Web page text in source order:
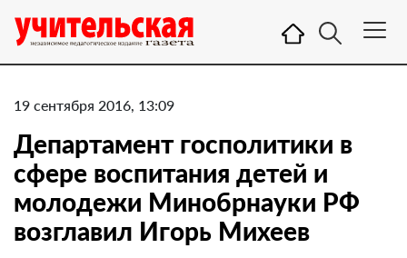
19 сентября 2016, 13:09
Департамент госполитики в
сфере воспитания детей и
молодежи Минобрнауки РФ
возглавил Игорь Михеев